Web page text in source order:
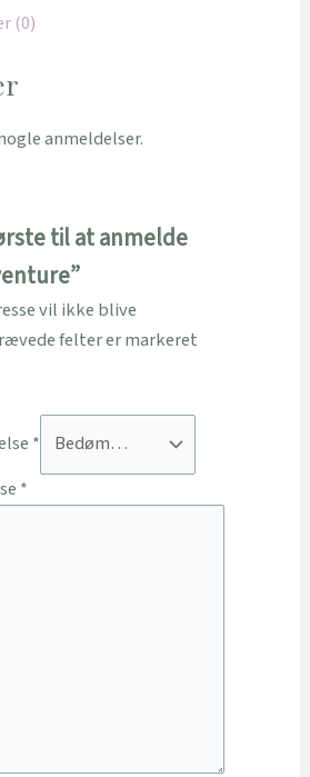
(0)
anmeldelser.
til at anmelde
vil ikke blive
felter er markeret
*
*